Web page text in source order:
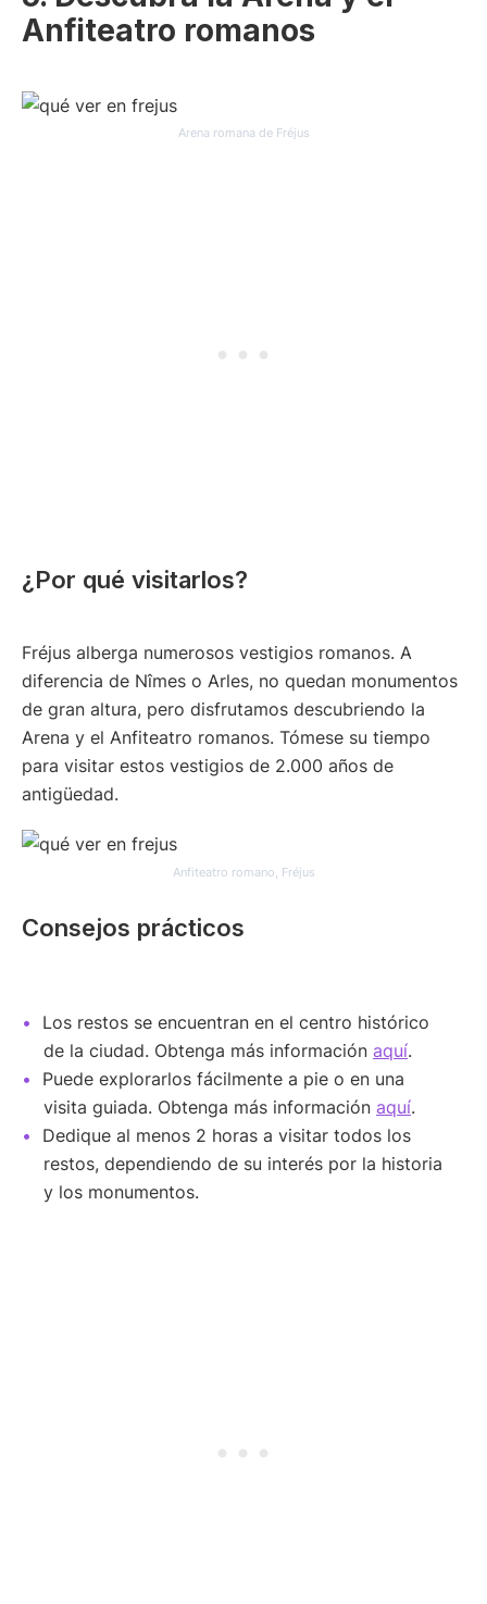
Anfiteatro romanos
Arena romana de Fréjus
¿Por qué visitarlos?
Fréjus alberga numerosos vestigios romanos. A
diferencia de Nîmes o Arles, no quedan monumentos
de gran altura, pero disfrutamos descubriendo la
Arena y el Anfiteatro romanos. Tómese su tiempo
para visitar estos vestigios de 2.000 años de
antigüedad.
Anfiteatro romano, Fréjus
Consejos prácticos
Los restos se encuentran en el centro histórico
de la ciudad. Obtenga más información aquí.
Puede explorarlos fácilmente a pie o en una
visita guiada. Obtenga más información aquí.
Dedique al menos 2 horas a visitar todos los
restos, dependiendo de su interés por la historia
y los monumentos.